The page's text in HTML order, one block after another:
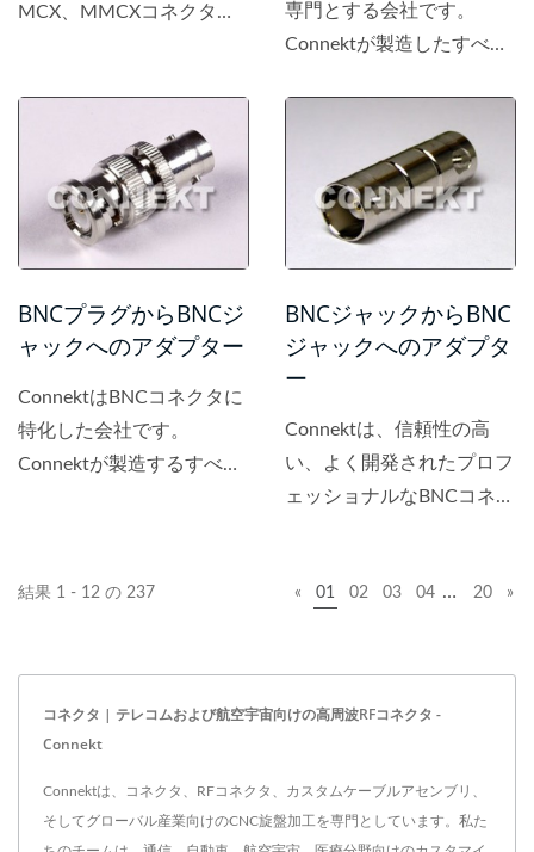
MCX、MMCXコネクター
専門とする会社です。
Connektが製造したすべて
たちは台湾のBNCコネクタ
の優れた製造業者であり、
耐久性のある品質のBNCプ
ラグからジャックアダプタ
BNCプラグからBNCジ
ャックへのアダプター
ConnektはBNCコネクタに
特化した会社です。
Connektが製造するすべて
BNCジャックからBNC
ジャックへのアダプタ
ー
Connektは、信頼性の高
い、よく開発されたプロフ
ェッショナルなBNCコネク
SMB、N、TNCコネクタな
結果 1 - 12 の 237 « 01 02 03 04 … 20 »
コネクタ | テレコムおよび航空宇宙向けの高周波RFコネクタ -
Connekt
Connektは、コネクタ、RFコネクタ、カスタムケーブルアセンブリ、
そしてグローバル産業向けのCNC旋盤加工を専門としています。私た